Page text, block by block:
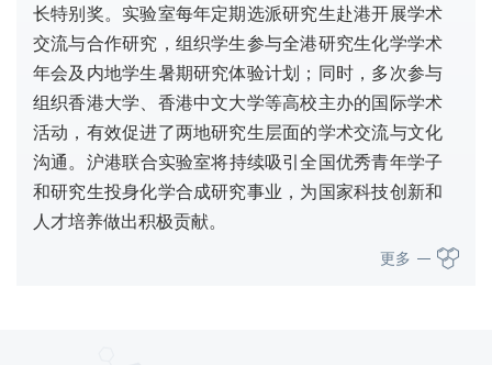
长特别奖。实验室每年定期选派研究生赴港开展学术
交流与合作研究，组织学生参与全港研究生化学学术
年会及内地学生暑期研究体验计划；同时，多次参与
组织香港大学、香港中文大学等高校主办的国际学术
活动，有效促进了两地研究生层面的学术交流与文化
沟通。​沪港联合实验室将持续吸引全国优秀青年学子
和研究生投身化学合成研究事业，为国家科技创新和
人才培养做出积极贡献。
更多